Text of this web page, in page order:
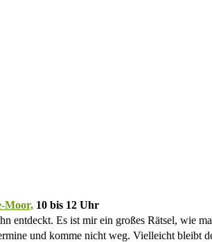
Moor, 10 bis 12 Uhr
Es ist mir ein großes Rätsel, wie
und komme nicht weg. Vielleicht bleibt